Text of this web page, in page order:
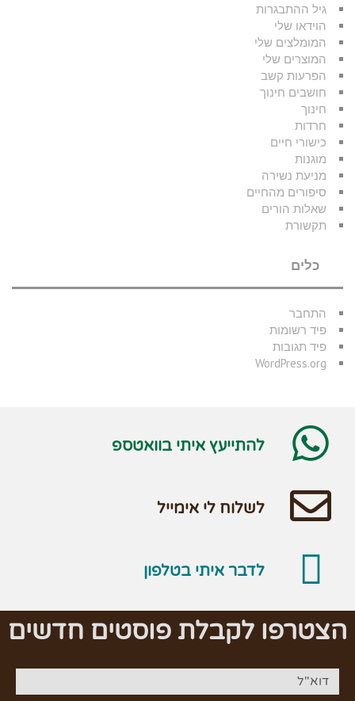
גיל ההתבגרות
הוידאו שלי
המומלצים שלי
המוצרים שלי
הפרעות קשב
חושבים חינוך
חינוך
חרדות
כישורי חיים
מוגנות
מניעת נשירה
סיפורים מהחיים
שאלות הורים
תקשורת
כלים
התחבר
פיד רשומות
פיד תגובות
WordPress.org
להתייעץ איתי בוואטספ
לשלוח לי אימייל
לדבר איתי בטלפון
הצטרפו לקבלת פוסטים חדשים